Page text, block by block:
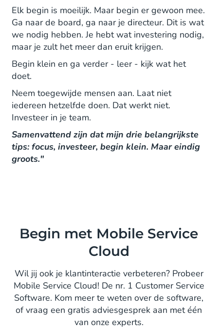
Elk begin is moeilijk. Maar begin er gewoon mee.
Ga naar de board, ga naar je directeur. Dit is wat
we nodig hebben. Je hebt wat investering nodig,
maar je zult het meer dan eruit krijgen.
Begin klein en ga verder - leer - kijk wat het
doet.
Neem toegewijde mensen aan. Laat niet
iedereen hetzelfde doen. Dat werkt niet.
Investeer in je team.
Samenvattend zijn dat mijn drie belangrijkste
tips: focus, investeer, begin klein. Maar eindig
groots."
Begin met Mobile Service
Cloud
Wil jij ook je klantinteractie verbeteren? Probeer
Mobile Service Cloud! De nr. 1 Customer Service
Software. Kom meer te weten over de software,
of vraag een gratis adviesgesprek aan met één
van onze experts.